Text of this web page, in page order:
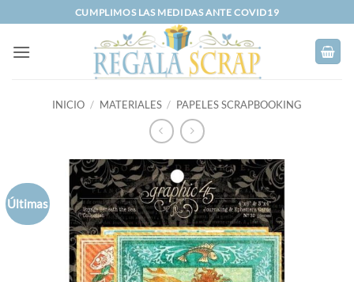
al
contenido
CUMPLIMOS LAS MEDIDAS ANTE COVID19
INICIO / MATERIALES / PAPELES SCRAPBOOKING
Últimas